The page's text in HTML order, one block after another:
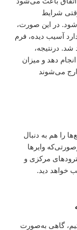
شرایط
در این صورت،
آسیب دیده، فرم
درنتیجه،
دهد و میزان
خارج می‌شوند
را هم به دنبال
وایرها
مرکزی و
دید.
گاهی به‌صورت